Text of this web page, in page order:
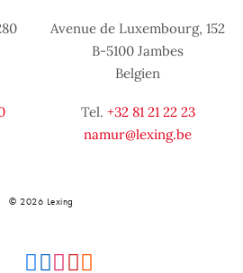
Avenue de Luxembourg, 152
B-5100 Jambes
Belgien
Tel. +32 81 21 22 23
namur@lexing.be
© 2026 Lexing